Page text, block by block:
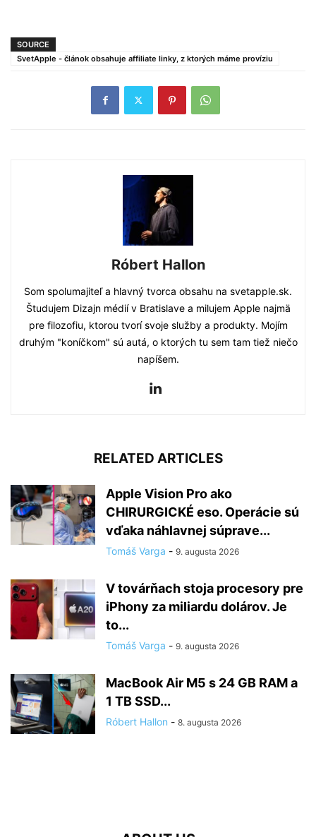
SOURCE
SvetApple - článok obsahuje affiliate linky, z ktorých máme províziu
Róbert Hallon
Som spolumajiteľ a hlavný tvorca obsahu na svetapple.sk.
Študujem Dizajn médií v Bratislave a milujem Apple najmä
pre filozofiu, ktorou tvorí svoje služby a produkty. Mojím
druhým "koníčkom" sú autá, o ktorých tu sem tam tiež niečo
napíšem.
RELATED ARTICLES
Apple Vision Pro ako
CHIRURGICKÉ eso. Operácie sú
vďaka náhlavnej súprave...
Tomáš Varga - 9. augusta 2026
V továrňach stoja procesory pre
iPhony za miliardu dolárov. Je
to...
Tomáš Varga - 9. augusta 2026
MacBook Air M5 s 24 GB RAM a
1 TB SSD...
Róbert Hallon - 8. augusta 2026